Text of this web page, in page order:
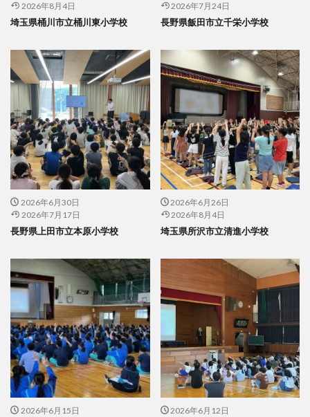
2026年8月4日
埼玉県桶川市立桶川東小学校
2026年7月24日
長野県飯田市立千栄小学校
2026年6月30日
2026年7月17日
長野県上田市立本原小学校
2026年6月26日
2026年8月4日
埼玉県所沢市立清進小学校
2026年6月15日
2026年6月12日